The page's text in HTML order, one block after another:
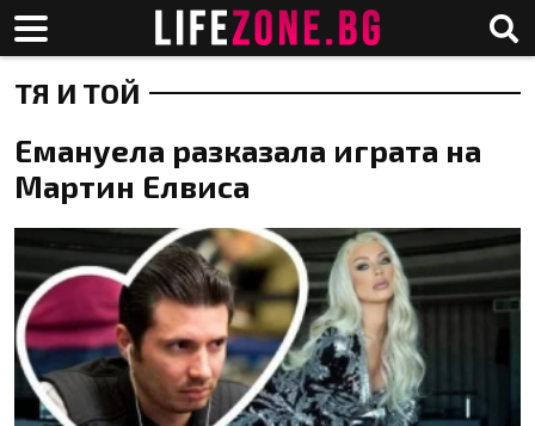
ТЯ И ТОЙ
Емануела разказала играта на
Мартин Елвиса